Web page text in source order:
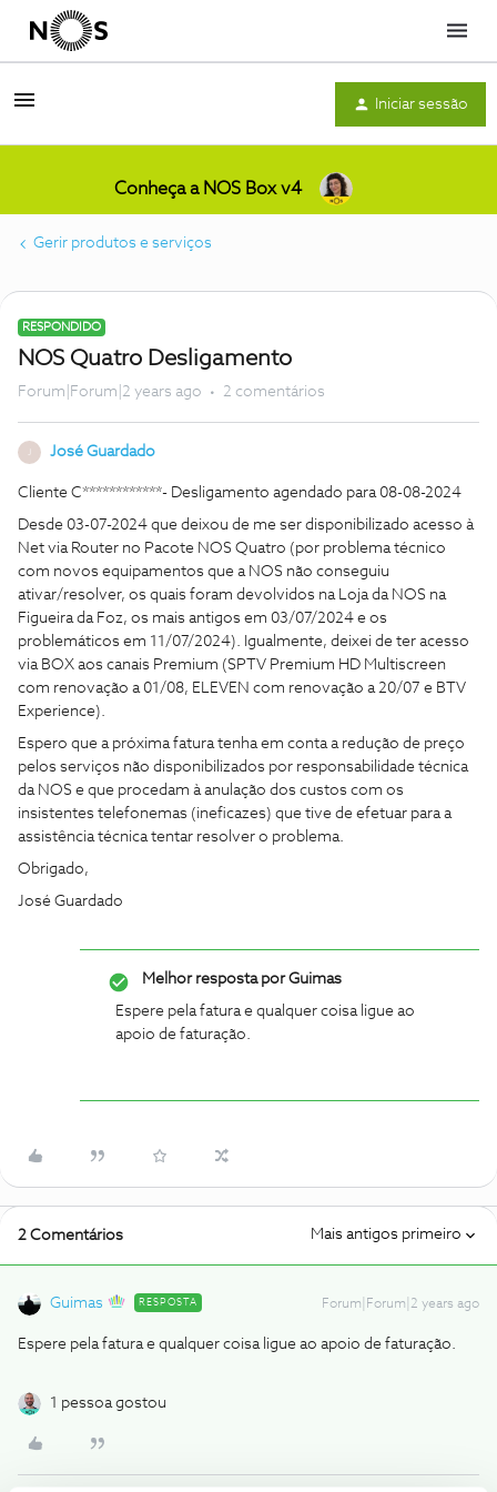
Menu
Iniciar sessão
Conheça a NOS Box v4
Gerir produtos e serviços
RESPONDIDO
NOS Quatro Desligamento
Forum|Forum|2 years ago 2 comentários
José Guardado
Cliente C************- Desligamento agendado para 08-08-2024
Desde 03-07-2024 que deixou de me ser disponibilizado acesso à
Net via Router no Pacote NOS Quatro (por problema técnico
com novos equipamentos que a NOS não conseguiu
ativar/resolver, os quais foram devolvidos na Loja da NOS na
Figueira da Foz, os mais antigos em 03/07/2024 e os
problemáticos em 11/07/2024). Igualmente, deixei de ter acesso
via BOX aos canais Premium (SPTV Premium HD Multiscreen
com renovação a 01/08, ELEVEN com renovação a 20/07 e BTV
Experience).
Espero que a próxima fatura tenha em conta a redução de preço
pelos serviços não disponibilizados por responsabilidade técnica
da NOS e que procedam à anulação dos custos com os
insistentes telefonemas (ineficazes) que tive de efetuar para a
assistência técnica tentar resolver o problema.
Obrigado,
José Guardado
Melhor resposta porGuimas
Espere pela fatura e qualquer coisa ligue ao
apoio de faturação.
2 Comentários Mais antigos primeiro
Guimas RESPOSTA Forum|Forum|2 years ago
Espere pela fatura e qualquer coisa ligue ao apoio de faturação.
1 pessoa gostou